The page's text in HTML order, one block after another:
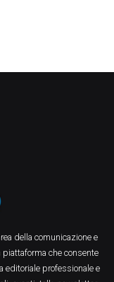
della comunicazione e
che consente
editoriale professionale e